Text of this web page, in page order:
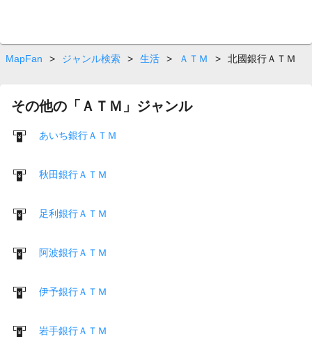
MapFan > ジャンル検索 > 生活 > ＡＴＭ > 北國銀行ＡＴＭ
その他の「ＡＴＭ」ジャンル
あいち銀行ＡＴＭ
秋田銀行ＡＴＭ
足利銀行ＡＴＭ
阿波銀行ＡＴＭ
伊予銀行ＡＴＭ
岩手銀行ＡＴＭ